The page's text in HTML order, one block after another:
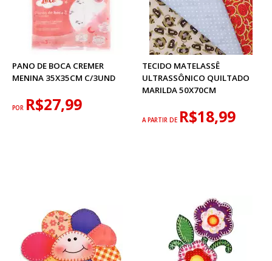
PANO DE BOCA CREMER
MENINA 35X35CM C/3UND
POR R$27,99
TECIDO MATELASSÊ
ULTRASSÔNICO QUILTADO
MARILDA 50X70CM
A PARTIR DE R$18,99